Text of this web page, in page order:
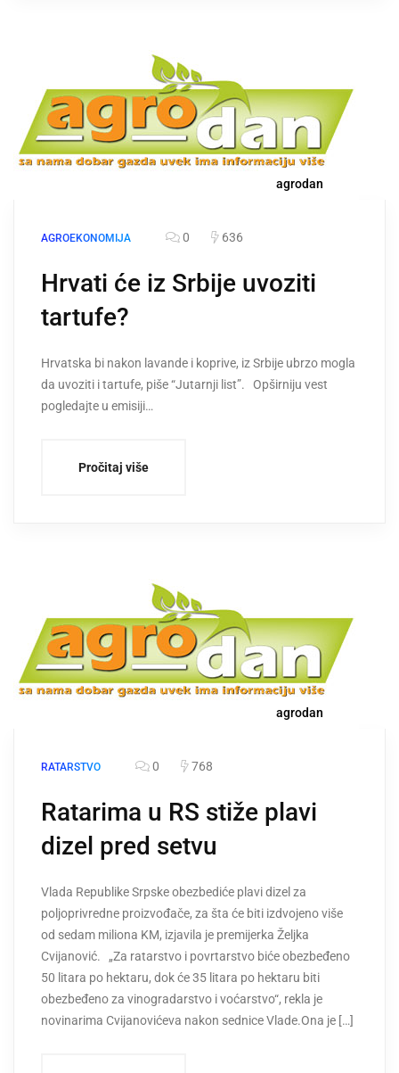
agrodan
AGROEKONOMIJA 0 636
Hrvati će iz Srbije uvoziti
tartufe?
Hrvatska bi nakon lavande i koprive, iz Srbije ubrzo mogla
da uvoziti i tartufe, piše “Jutarnji list”. Opširniju vest
pogledajte u emisiji…
Pročitaj više
agrodan
RATARSTVO 0 768
Ratarima u RS stiže plavi
dizel pred setvu
Vlada Republike Srpske obezbediće plavi dizel za
poljoprivredne proizvođače, za šta će biti izdvojeno više
od sedam miliona KM, izjavila je premijerka Željka
Cvijanović. „Za ratarstvo i povrtarstvo biće obezbeđeno
50 litara po hektaru, dok će 35 litara po hektaru biti
obezbeđeno za vinogradarstvo i voćarstvo“, rekla je
novinarima Cvijanovićeva nakon sednice Vlade.Ona je […]